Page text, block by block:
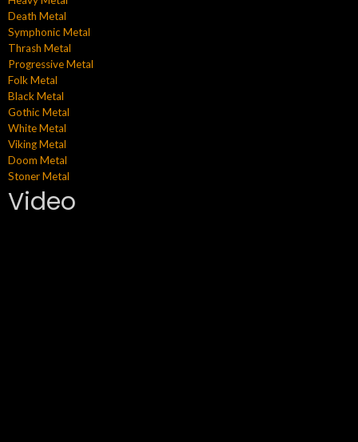
Death Metal
Symphonic Metal
Thrash Metal
Progressive Metal
Folk Metal
Black Metal
Gothic Metal
White Metal
Viking Metal
Doom Metal
Stoner Metal
Video